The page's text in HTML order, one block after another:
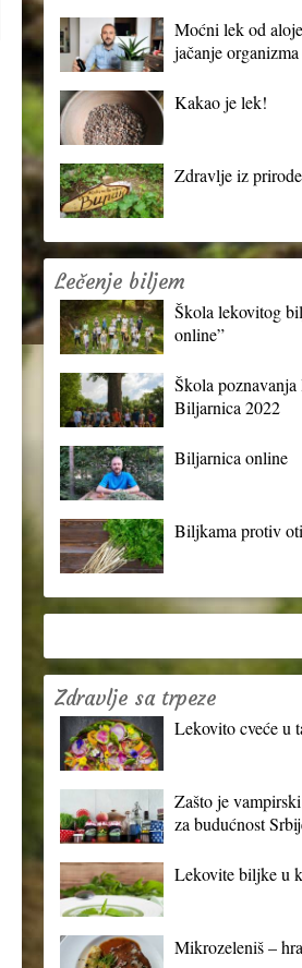
Moćni lek od
jačanje organizma
Kakao je lek!
Zdravlje iz
Lečenje biljem
Škola lekovitog
online”
Škola
Biljarnica 2022
Biljarnica online
Biljkama protiv
Zdravlje sa trpeze
Lekovito cveće u
Zašto je
za budućnost
Lekovite biljke u
Mikrozeleniš –